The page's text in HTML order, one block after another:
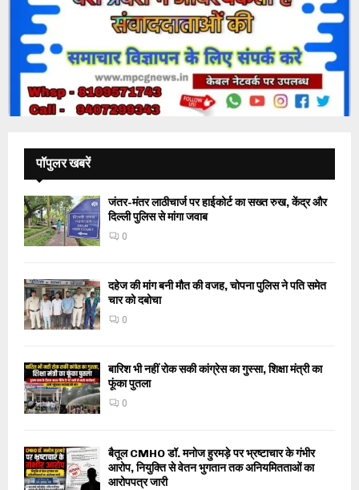
पॉपुलर खबरें
जंतर-मंतर लाठीचार्ज पर हाईकोर्ट का सख्त रुख, केंद्र और
दिल्ली पुलिस से मांगा जवाब
0
दहेज की मांग बनी मौत की वजह, चोपना पुलिस ने पति समेत
चार को दबोचा
0
बारिश भी नहीं रोक सकी कांग्रेस का गुस्सा, शिक्षा मंत्री का
फूंका पुतला
0
बैतूल CMHO डॉ. मनोज हुरमड़े पर भ्रष्टाचार के गंभीर
आरोप, नियुक्ति से वेतन भुगतान तक अनियमितताओं का
आरोपपत्र जारी